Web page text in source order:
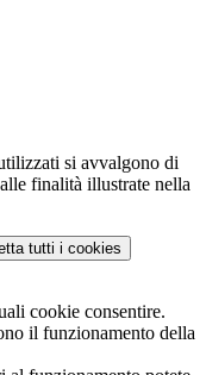
si avvalgono di
finalità illustrate nella
tutti i cookies
cookie consentire.
il funzionamento della